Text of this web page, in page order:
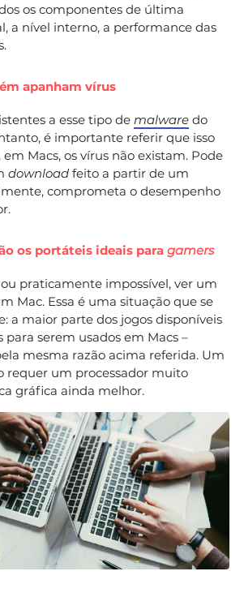
os componentes de última
a nível interno, a performance das
apanham vírus
a esse tipo de malware do
é importante referir que isso
Macs, os vírus não existam. Pode
download feito a partir de um
comprometa o desempenho
os portáteis ideais para gamers
praticamente impossível, ver um
Mac. Essa é uma situação que se
a maior parte dos jogos disponíveis
para serem usados em Macs –
mesma razão acima referida. Um
requer um processador muito
gráfica ainda melhor.